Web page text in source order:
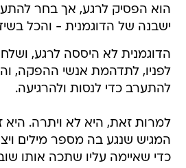
הוא הפסיק לרגע, אך בחר
ישבנה של הדוגמנית - והכל
הדוגמנית לא היססה לרגע,
לפניו, לתדהמת אנשי ההפקה,
להתערב כדי לנסות ולהרגיעה.
למרות זאת, היא לא ויתרה. היא
המגיש שנגע בה מספר מילים
כדי שאיימה עליו שתכה אותו